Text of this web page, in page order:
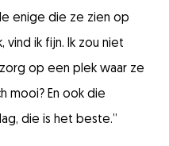
enige die ze zien op
vind ik fijn.
Ik zou niet
op een plek waar ze
mooi? En ook die
die is het beste.”